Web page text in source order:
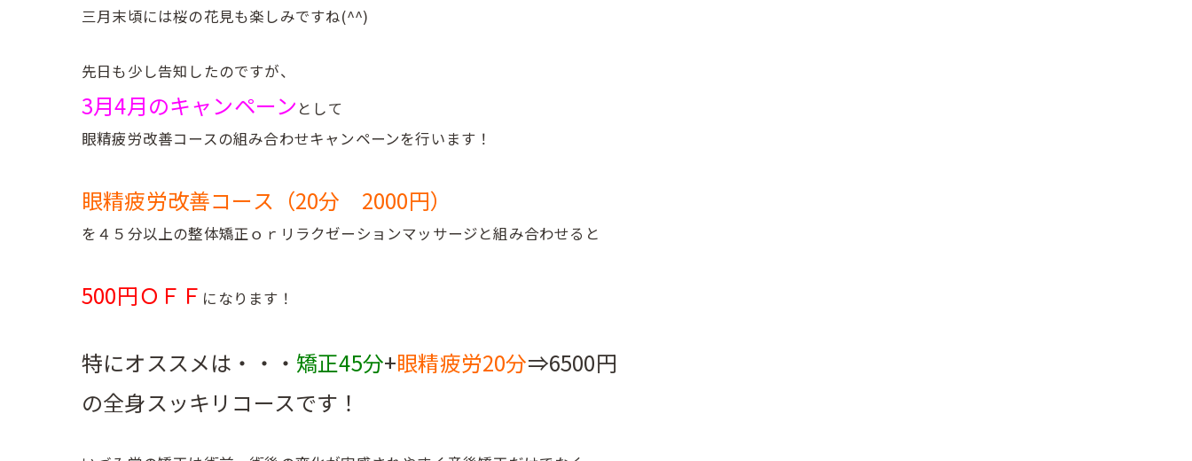
三月末頃には桜の花見も楽しみですね(^^)
先日も少し告知したのですが、
3月4月のキャンペーン として
眼精疲労改善コースの組み合わせキャンペーンを行います！
眼精疲労改善コース（20分 2000円）
を４５分以上の整体矯正ｏｒリラクゼーションマッサージと組み合わせると
500円ＯＦＦ になります！
特にオススメは・・・ 矯正45分+眼精疲労20分⇒6500円
の全身スッキリコースです！